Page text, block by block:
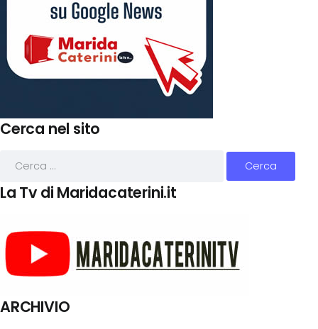
Cerca nel sito
La Tv di Maridacaterini.it
ARCHIVIO